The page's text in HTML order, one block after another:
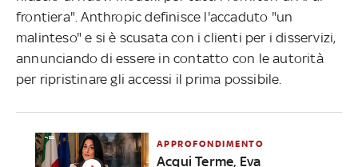
frontiera". Anthropic definisce l'accaduto "un
malinteso" e si è scusata con i clienti per i disservizi,
annunciando di essere in contatto con le autorità
per ripristinare gli accessi il prima possibile.
APPROFONDIMENTO
Acqui Terme, Eva